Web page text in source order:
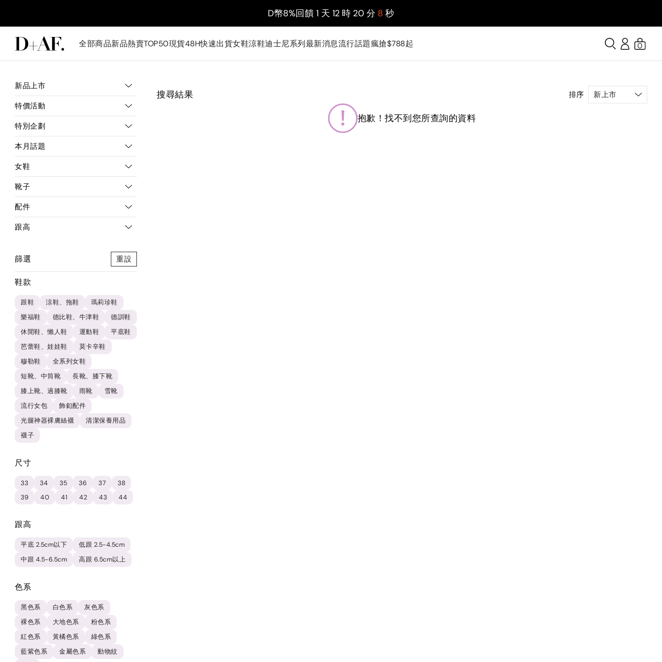
D幣8%回饋 1 天 12 時 20 分 7 秒
全部商品新品熱賣TOP50現貨48H快速出貨女鞋涼鞋迪士尼系列最新消息流行話題瘋搶$788起 0
新品上市
特價活動
特別企劃
本月話題
女鞋
靴子
配件
跟高
篩選 重設
鞋款
跟鞋 涼鞋、拖鞋
瑪莉珍鞋
樂福鞋
德比鞋、牛津鞋
德訓鞋
休閒鞋、懶人鞋
運動鞋
平底鞋
芭蕾鞋、娃娃鞋
莫卡辛鞋
穆勒鞋
全系列女鞋
短靴、中筒靴
長靴、膝下靴
膝上靴、過膝靴
雨靴
雪靴
流行女包
飾釦配件
光腿神器裸膚絲襪
清潔保養用品
襪子
尺寸
33 34 35 36 37
38
39
40 41 42 43 44
跟高
平底 2.5cm以下
低跟 2.5-4.5cm
中跟 4.5-6.5cm
高跟 6.5cm以上
色系
黑色系 白色系
灰色系
裸色系
大地色系
粉色系
紅色系
黃橘色系
綠色系
藍紫色系
金屬色系 動物紋
搜尋結果 排序
抱歉！找不到您所查詢的資料